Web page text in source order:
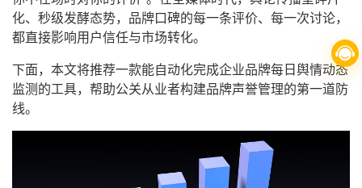
化、秒级发酵态势，品牌口碑的每一条评价、每一次讨论，
都直接影响用户信任与市场转化。
下面，本文将推荐一款能自动化完成企业品牌每日舆情动态
监测的工具，帮助公关从业者构建品牌声誉管理的第一道防
线。